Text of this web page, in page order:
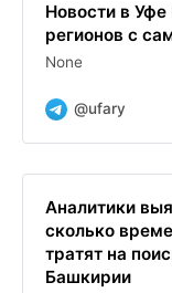
Новости в
регионов с
None
@ufary
Аналитики
сколько
тратят на
Башкирии